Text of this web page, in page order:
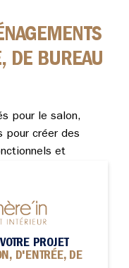
DE BUREAU
pour le salon,
pour créer des
et
les matériaux
meubles qui
PROJET
D'ENTRÉE, DE